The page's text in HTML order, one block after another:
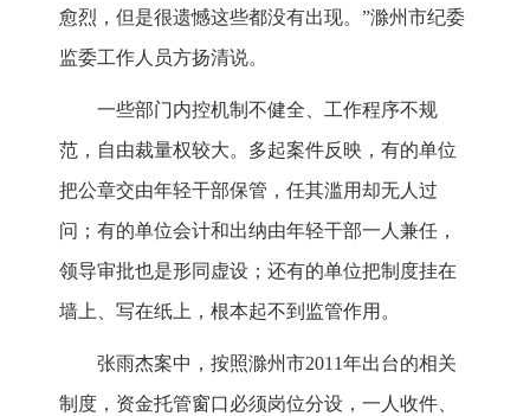
愈烈，但是很遗憾这些都没有出现。”滁州市纪委
监委工作人员方扬清说。
一些部门内控机制不健全、工作程序不规
范，自由裁量权较大。多起案件反映，有的单位
把公章交由年轻干部保管，任其滥用却无人过
问；有的单位会计和出纳由年轻干部一人兼任，
领导审批也是形同虚设；还有的单位把制度挂在
墙上、写在纸上，根本起不到监管作用。
张雨杰案中，按照滁州市2011年出台的相关
制度，资金托管窗口必须岗位分设，一人收件、